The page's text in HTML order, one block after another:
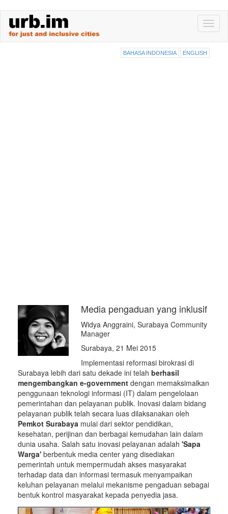
main
BAHASA INDONESIA ENGLISH
Media pengaduan yang inklusif
Widya Anggraini, Surabaya Community
Manager
Surabaya, 21 Mei 2015
Implementasi reformasi birokrasi di
Surabaya lebih dari satu dekade ini telah berhasil
mengembangkan e-government dengan memaksimalkan
penggunaan teknologi informasi (IT) dalam pengelolaan
pemerintahan dan pelayanan publik. Inovasi dalam bidang
pelayanan publik telah secara luas dilaksanakan oleh
Pemkot Surabaya mulai dari sektor pendidikan,
kesehatan, perijinan dan berbagai kemudahan lain dalam
dunia usaha. Salah satu inovasi pelayanan adalah 'Sapa
Warga' berbentuk media center yang disediakan
pemerintah untuk mempermudah akses masyarakat
terhadap data dan informasi termasuk menyampaikan
keluhan pelayanan melalui mekanisme pengaduan sebagai
bentuk kontrol masyarakat kepada penyedia jasa.